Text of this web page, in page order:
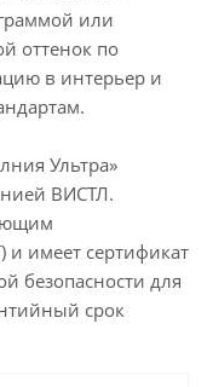
или
оттенок по
в интерьер и
Ультра»
ВИСТЛ.
и имеет сертификат
безопасности для
срок